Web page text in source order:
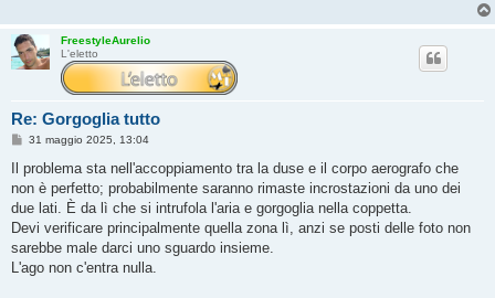
FreestyleAurelio
L'eletto
Re: Gorgoglia tutto
M
s
s
a
g
i
o
31 maggio 2025, 13:04
Il problema sta nell'accoppiamento tra la duse e il corpo aerografo che
non è perfetto; probabilmente saranno rimaste incrostazioni da uno dei
due lati. È da lì che si intrufola l'aria e gorgoglia nella coppetta.
Devi verificare principalmente quella zona lì, anzi se posti delle foto non
sarebbe male darci uno sguardo insieme.
L'ago non c'entra nulla.